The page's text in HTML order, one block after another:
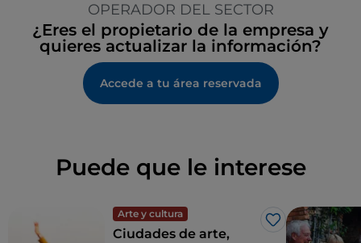
OPERADOR DEL SECTOR
¿Eres el propietario de la empresa y
quieres actualizar la información?
Accede a tu área reservada
Puede que le interese
Arte y cultura
Me gusta
Ciudades de arte,